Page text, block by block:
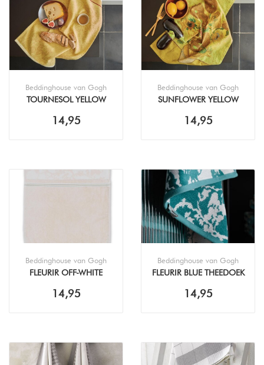
Beddinghouse van Gogh
TOURNESOL YELLOW
14,95
Beddinghouse van Gogh
SUNFLOWER YELLOW
14,95
Beddinghouse van Gogh
FLEURIR OFF-WHITE
14,95
Beddinghouse van Gogh
FLEURIR BLUE THEEDOEK
14,95